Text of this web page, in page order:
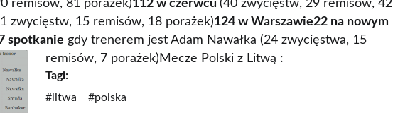
remisów, 81 porażek)112 w czerwcu (40 zwycięstw, 29 remisów, 42
zwycięstw, 15 remisów, 18 porażek)124 w Warszawie22 na nowym
spotkanie gdy trenerem jest Adam Nawałka (24 zwycięstwa, 15
remisów, 7 porażek)Mecze Polski z Litwą :
Tagi:
#litwa
#polska